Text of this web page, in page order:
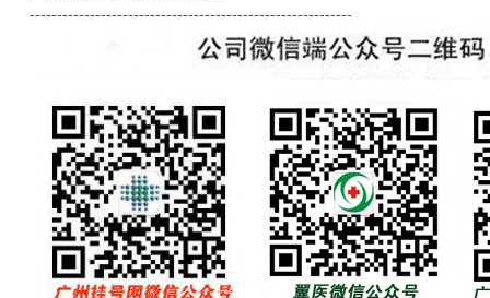
-----------------------------------------------------------